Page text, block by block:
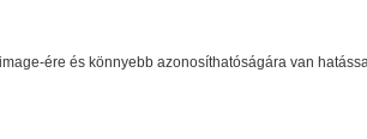
ére és könnyebb azonosíthatóságára van